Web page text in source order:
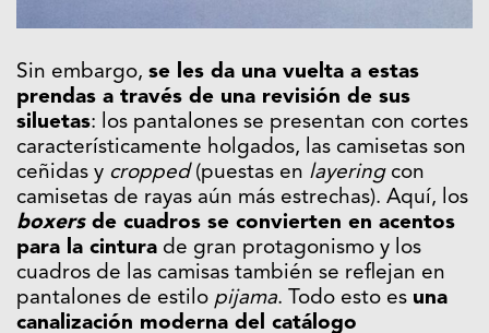
Sin embargo, se les da una vuelta a estas
prendas a través de una revisión de sus
siluetas: los pantalones se presentan con cortes
característicamente holgados, las camisetas son
ceñidas y cropped(puestas en layeringcon
camisetas de rayas aún más estrechas). Aquí, los
boxersde cuadros se convierten en acentos
para la cintura de gran protagonismo y los
cuadros de las camisas también se reflejan en
pantalones de estilo pijama. Todo esto es una
canalización moderna del catálogo